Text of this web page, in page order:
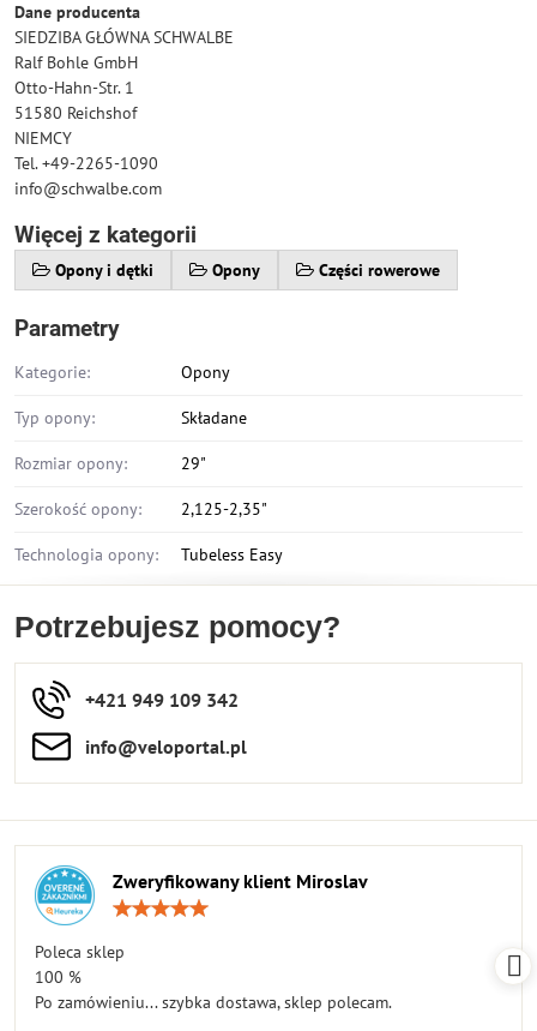
Dane producenta
SIEDZIBA GŁÓWNA SCHWALBE
Ralf Bohle GmbH
Otto-Hahn-Str. 1
51580 Reichshof
NIEMCY
Tel. +49-2265-1090
info@schwalbe.com
Więcej z kategorii
Opony i dętki Opony Części rowerowe
Parametry
Kategorie: Opony
Typ opony: Składane
Rozmiar opony: 29"
Szerokość opony: 2,125-2,35"
Technologia opony: Tubeless Easy
Potrzebujesz pomocy?
+421 949 109 342
info​​@veloportal​.pl
Zweryfikowany klient Miroslav
Poleca sklep
100 %
Po zamówieniu... szybka dostawa, sklep polecam.